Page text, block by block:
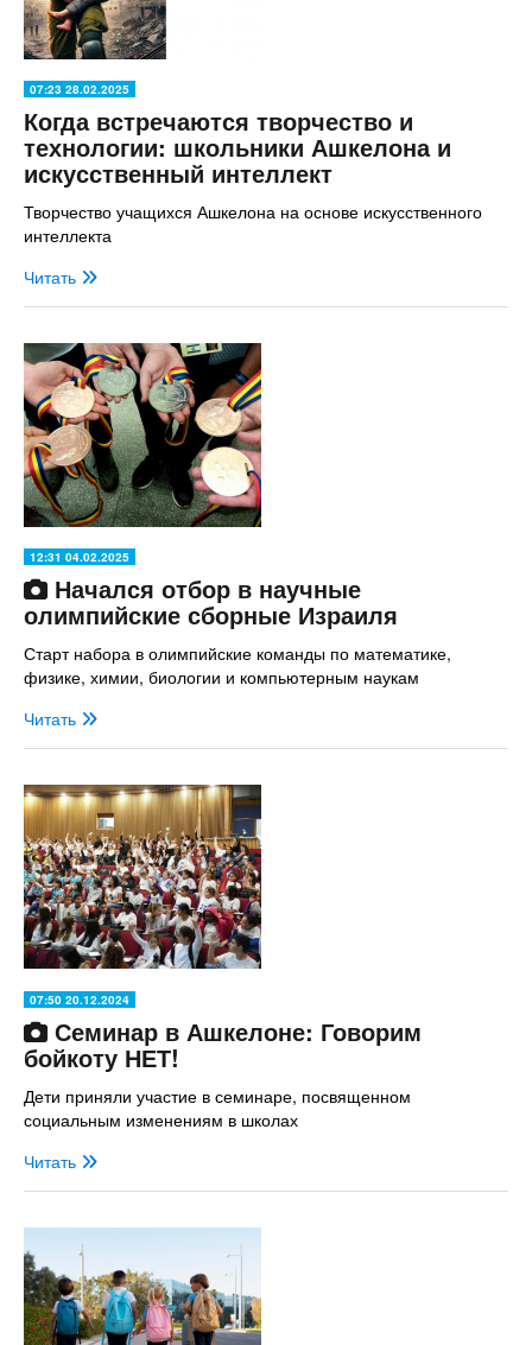
07:23 28.02.2025
Когда встречаются творчество и
технологии: школьники Ашкелона и
искусственный интеллект
Творчество учащихся Ашкелона на основе искусственного
интеллекта
Читать
12:31 04.02.2025
Начался отбор в научные
олимпийские сборные Израиля
Старт набора в олимпийские команды по математике,
физике, химии, биологии и компьютерным наукам
Читать
07:50 20.12.2024
Семинар в Ашкелоне: Говорим
бойкоту НЕТ!
Дети приняли участие в семинаре, посвященном
социальным изменениям в школах
Читать